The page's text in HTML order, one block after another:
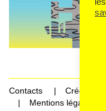
Contacts
Crédits
Mentions légales